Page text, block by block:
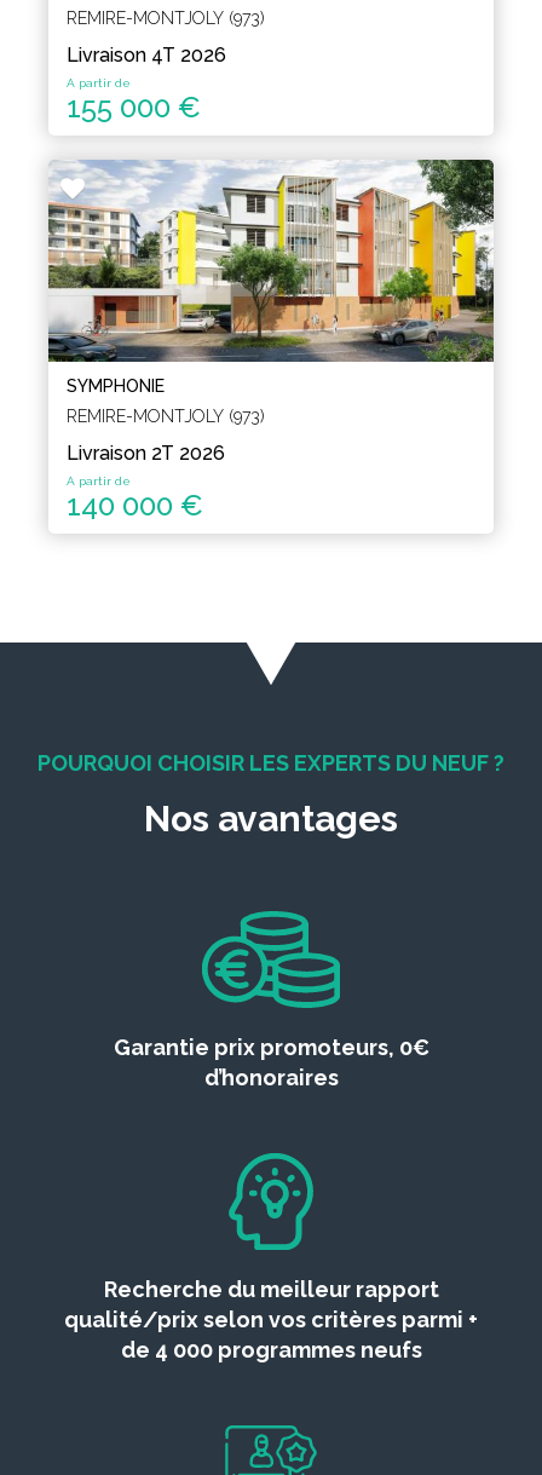
REMIRE-MONTJOLY (973)
Livraison 4T 2026
A partir de
155 000 €
SYMPHONIE
REMIRE-MONTJOLY (973)
Livraison 2T 2026
A partir de
140 000 €
POURQUOI CHOISIR LES EXPERTS DU NEUF ?
Nos avantages
Garantie prix promoteurs, 0€
d’honoraires
Recherche du meilleur rapport
qualité/prix selon vos critères parmi +
de 4 000 programmes neufs